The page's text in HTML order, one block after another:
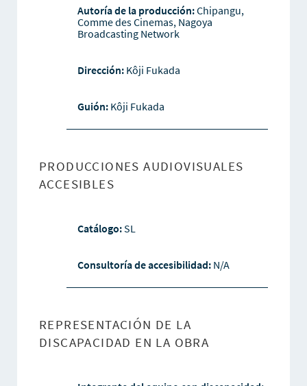
Autoría de la producción:Chipangu,
Comme des Cinemas, Nagoya
Broadcasting Network
Dirección: Kôji Fukada
Guión: Kôji Fukada
PRODUCCIONES AUDIOVISUALES
ACCESIBLES
Catálogo:SL
Consultoría de accesibilidad: N/A
REPRESENTACIÓN DE LA
DISCAPACIDAD EN LA OBRA